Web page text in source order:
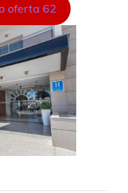
oferta 62